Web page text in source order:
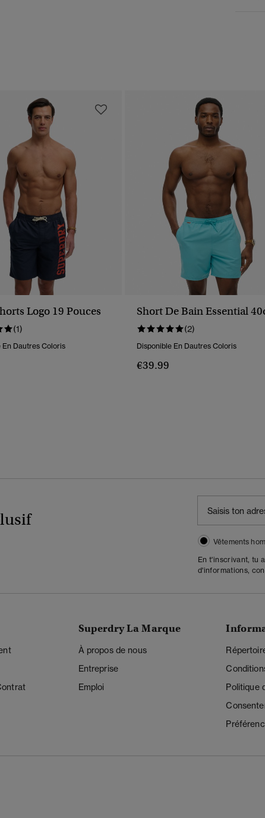
Logo 19 Pouces
(1)
En Dautres Coloris
Short De Bain Essential
(2)
Disponible En Dautres Coloris
€39.99
Vêtements
En t'inscrivant, tu
d'informations,
Superdry La Marque
À propos de nous
Entreprise
Emploi
Politique